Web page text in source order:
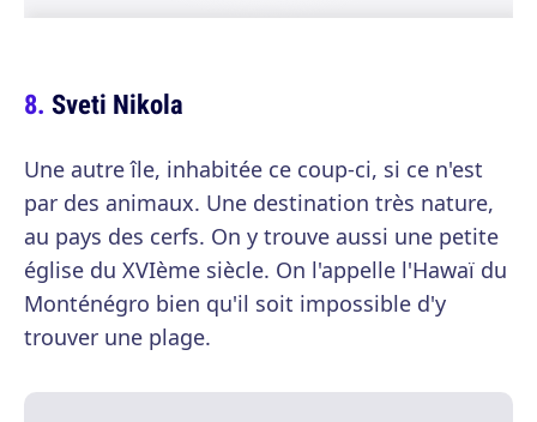
Sveti Nikola
Une autre île, inhabitée ce coup-ci, si ce n'est
par des animaux. Une destination très nature,
au pays des cerfs. On y trouve aussi une petite
église du XVIème siècle. On l'appelle l'Hawaï du
Monténégro bien qu'il soit impossible d'y
trouver une plage.